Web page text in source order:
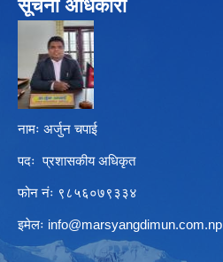
सूचना अधिकारी
नामः अर्जुन चपाई
पदः प्रशासकीय अधिकृत
फोन नंः ९८५६०७९३३४
इमेलः info@marsyangdimun.com.np